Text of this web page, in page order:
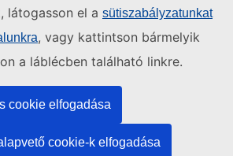
látogasson el a sütiszabályzatunkat
, vagy kattintson bármelyik
a láblécben található linkre.
cookie elfogadása
cookie-k elfogadása